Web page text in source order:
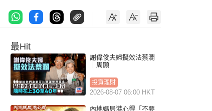
最Hit
謝偉俊夫婦擬效法蔡瀾
｜周顯
投資理財
2026-08-07 06:00 HKT
內地媽居港心得「不要